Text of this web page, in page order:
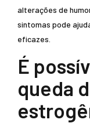
alterações de
sintomas pode
eficazes.
É
queda